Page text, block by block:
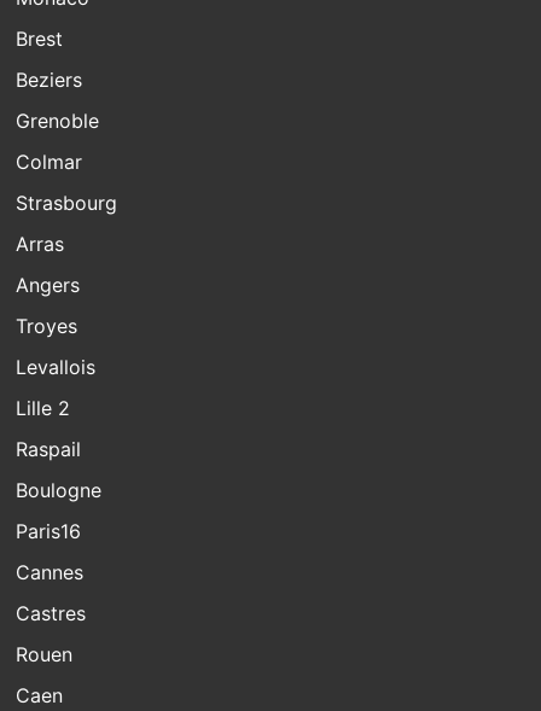
Brest
Beziers
Grenoble
Colmar
Strasbourg
Arras
Angers
Troyes
Levallois
Lille 2
Raspail
Boulogne
Paris16
Cannes
Castres
Rouen
Caen